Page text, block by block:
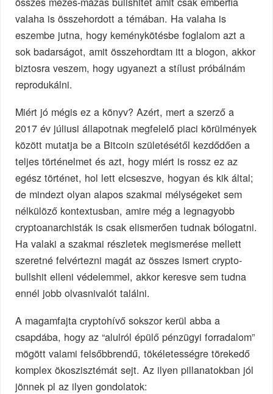
valaha is összehordott a témában. Ha valaha is
eszembe jutna, hogy keménykötésbe foglalom azt a
sok badarságot, amit összehordtam itt a blogon, akkor
biztosra veszem, hogy ugyanezt a stílust próbálnám
reprodukálni.
Miért jó mégis ez a könyv? Azért, mert a szerző a
2017 év júliusi állapotnak megfelelő piaci körülmények
között mutatja be a Bitcoin születésétől kezdődően a
teljes történelmet és azt, hogy miért is rossz ez az
egész történet, hol lett elcseszve, hogyan és kik által;
de mindezt olyan alapos szakmai mélységeket sem
nélkülöző kontextusban, amire még a legnagyobb
cryptoanarchisták is csak elismerően tudnak bólogatni.
Ha valaki a szakmai részletek megismerése mellett
szeretné felvértezni magát az összes ismert crypto-
bullshit elleni védelemmel, akkor keresve sem tudna
ennél jobb olvasnivalót találni.
A magamfajta cryptohívő sokszor kerül abba a
csapdába, hogy az “alulról épülő pénzügyi forradalom”
mögött valami felsőbbrendű, tökéletességre törekedő
komplex ökoszisztémát sejt. Az ilyen pillanatokban jól
jönnek pl az ilyen gondolatok: